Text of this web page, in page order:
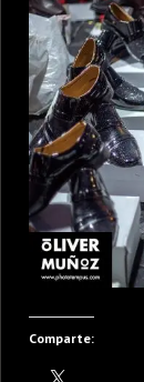
Comparte: